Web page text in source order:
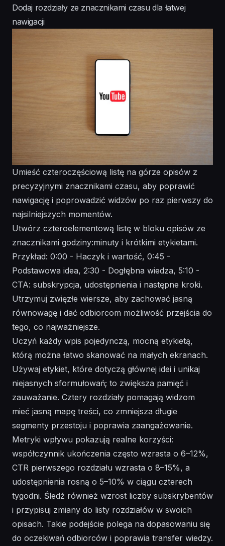
Dodaj rozdziały ze znacznikami czasu dla łatwej
nawigacji
Umieść czteroczęściową listę na górze opisów z
precyzyjnymi znacznikami czasu, aby poprawić
nawigację i poprowadzić widzów po raz pierwszy do
najsilniejszych momentów.
Utwórz czteroelementową listę w bloku opisów ze
znacznikami godziny:minuty i krótkimi etykietami.
Przykład: 0:00 - Haczyk i wartość, 0:45 -
Podstawowa idea, 2:30 - Dogłębna wiedza, 5:10 -
CTA: subskrypcja, udostępnienia i następne kroki.
Utrzymuj zwięzłe wiersze, aby zachować jasną
równowagę i dać odbiorcom możliwość przejścia do
tego, co najważniejsze.
Uczyń każdy wpis pojedynczą, mocną etykietą,
którą można łatwo skanować na małych ekranach.
Używaj etykiet, które dotyczą głównej idei i unikaj
niejasnych sformułowań; to zwiększa pamięć i
zauważanie. Cztery rozdziały pomagają widzom
mieć jasną mapę treści, co zmniejsza długie
segmenty przestoju i poprawia zaangażowanie.
Metryki wpływu pokazują realne korzyści:
współczynnik ukończenia często wzrasta o 6–12%,
CTR pierwszego rozdziału wzrasta o 8–15%, a
udostępnienia rosną o 5–10% w ciągu czterech
tygodni. Śledź również wzrost liczby subskrybentów
i przypisuj zmiany do listy rozdziałów w swoich
opisach. Takie podejście polega na dopasowaniu się
do oczekiwań odbiorców i poprawia transfer wiedzy.